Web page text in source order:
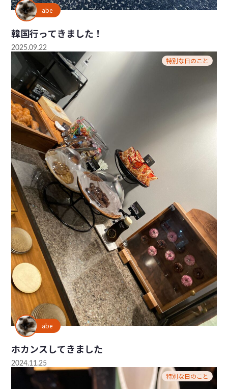
abe
韓国行ってきました！
2025.09.22
特別な日のこと
abe
ホカンスしてきました
2024.11.25
特別な日のこと